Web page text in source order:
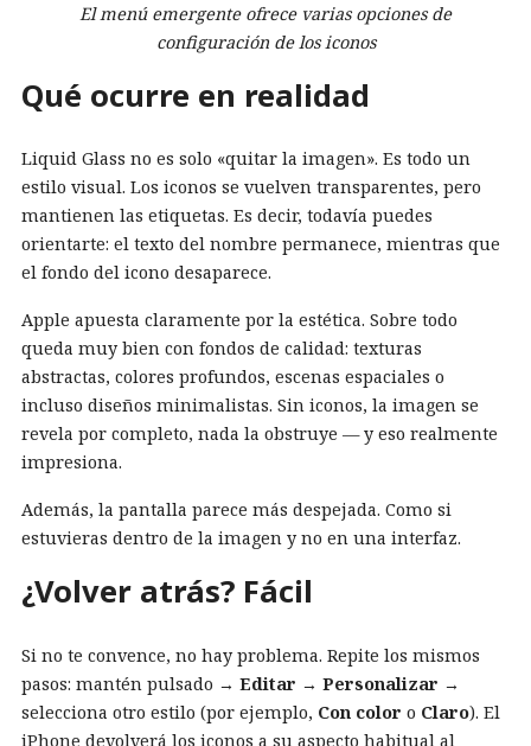
El menú emergente ofrece varias opciones de
configuración de los iconos
Qué ocurre en realidad
Liquid Glass no es solo «quitar la imagen». Es todo un
estilo visual. Los iconos se vuelven transparentes, pero
mantienen las etiquetas. Es decir, todavía puedes
orientarte: el texto del nombre permanece, mientras que
el fondo del icono desaparece.
Apple apuesta claramente por la estética. Sobre todo
queda muy bien con fondos de calidad: texturas
abstractas, colores profundos, escenas espaciales o
incluso diseños minimalistas. Sin iconos, la imagen se
revela por completo, nada la obstruye — y eso realmente
impresiona.
Además, la pantalla parece más despejada. Como si
estuvieras dentro de la imagen y no en una interfaz.
¿Volver atrás? Fácil
Si no te convence, no hay problema. Repite los mismos
pasos: mantén pulsado → Editar → Personalizar →
selecciona otro estilo (por ejemplo, Con color o Claro). El
iPhone devolverá los iconos a su aspecto habitual al